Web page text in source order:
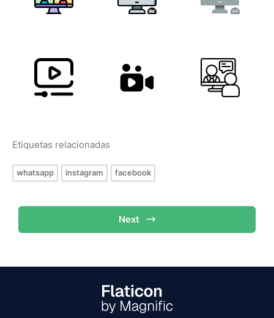
Etiquetas relacionadas
whatsapp instagram facebook
Next